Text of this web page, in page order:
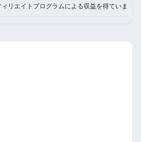
リエイトプログラムによる収益を得ていま